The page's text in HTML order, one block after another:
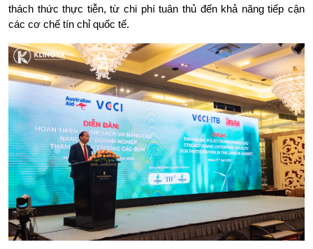
thách thức thực tiễn, từ chi phí tuân thủ đến khả năng tiếp cận
các cơ chế tín chỉ quốc tế.